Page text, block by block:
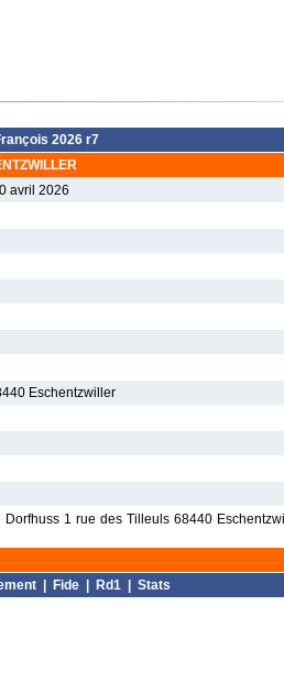
2026 r7
avril 2026
Eschentzwiller
1 rue des Tilleuls 68440
Fide Rd1 Stats